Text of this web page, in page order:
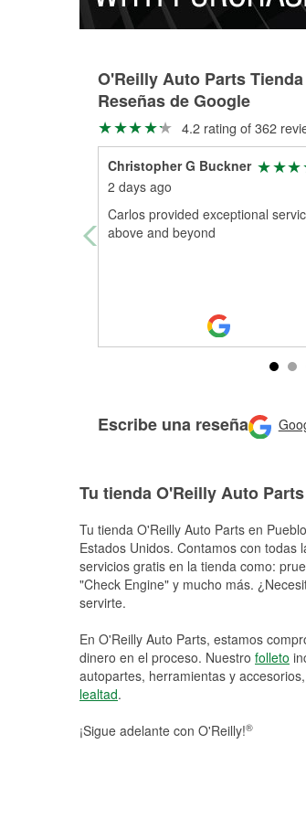
O'Reilly Auto Parts Tienda
Reseñas de Google
4.2 rating of 362
Christopher G Buckner
2 days ago
Carlos provided exceptional
above and beyond
Escribe una reseña
Tu tienda O'Reilly Auto
Tu tienda O'Reilly Auto Parts en Pueblo
Estados Unidos. Contamos con
servicios gratis en la tienda como:
"Check Engine" y mucho más.
servirte.
En O'Reilly Auto Parts, estamos
dinero en el proceso. Nuestro folleto
autopartes, herramientas y
lealtad.
¡Sigue adelante con O'Reilly!®